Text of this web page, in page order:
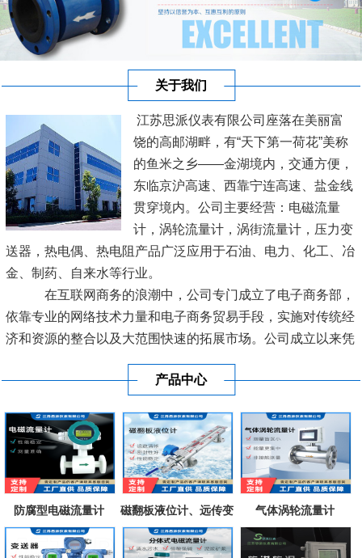
关于我们
江苏思派仪表有限公司座落在美丽富
饶的高邮湖畔，有“天下第一荷花”美称
的鱼米之乡——金湖境内，交通方便，
东临京沪高速、西靠宁连高速、盐金线
贯穿境内。公司主要经营：电磁流量
计，涡轮流量计，涡街流量计，压力变
送器，热电偶、热电阻产品广泛应用于石油、电力、化工、冶
金、制药、自来水等行业。
在互联网商务的浪潮中，公司专门成立了电子商务部，
依靠专业的网络技术力量和电子商务贸易手段，实施对传统经
济和资源的整合以及大范围快速的拓展市场。公司成立以来凭
了长期稳定的商业贸易伙伴关系。[查看详情]
产品中心
防腐型电磁流量计
磁翻板液位计、远传变
送器、磁致...
气体涡轮流量计